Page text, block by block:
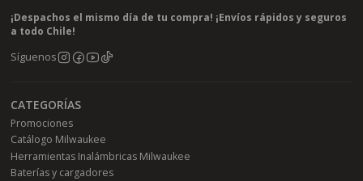
¡Despachos el mismo día de tu compra! ¡Envíos rápidos y seguros
a todo Chile!
Síguenos
CATEGORÍAS
Promociones
Catálogo Milwaukee
Herramientas Inalámbricas Milwaukee
Baterías y cargadores